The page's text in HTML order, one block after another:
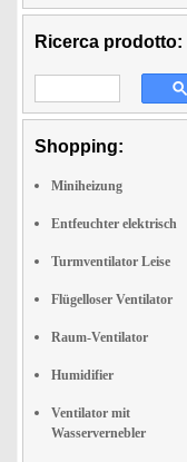
Ricerca prodotto:
Shopping:
Miniheizung
Entfeuchter elektrisch
Turmventilator Leise
Flügelloser Ventilator
Raum-Ventilator
Humidifier
Ventilator mit
Wasservernebler